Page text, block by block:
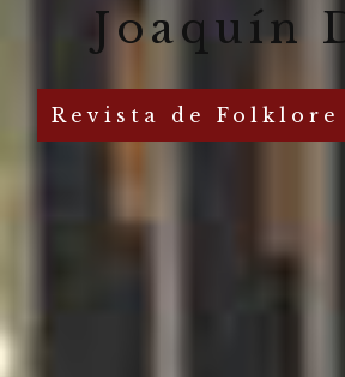
Joaquín
Revista de Folklore